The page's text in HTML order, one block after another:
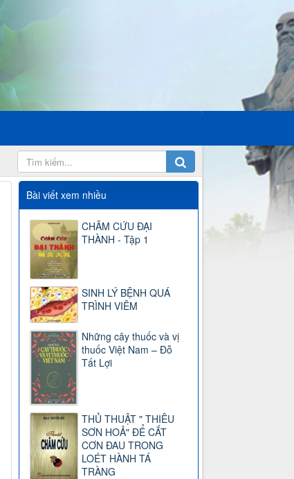
Bài viết xem nhiều
CHÂM CỨU ĐẠI
THÀNH - Tập 1
SINH LÝ BỆNH QUÁ
TRÌNH VIÊM
Những cây thuốc và vị
thuốc Việt Nam – Đỗ
Tất Lợi
THỦ THUẬT " THIÊU
SƠN HOẢ" ĐỂ CẮT
CƠN ĐAU TRONG
LOÉT HÀNH TÁ
TRÀNG